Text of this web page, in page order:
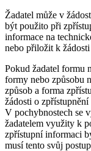
Žadatel může v
být použito při
informace na
nebo přiložit k
Pokud žadatel formu
formy nebo způsobu
způsob a forma
žádosti o
V pochybnostech se
žadatelem využity k
zpřístupní informaci
musí tento svůj